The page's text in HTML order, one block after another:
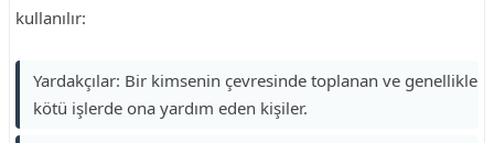
kullanılır:
Yardakçılar: Bir kimsenin çevresinde toplanan ve genellikle
kötü işlerde ona yardım eden kişiler.